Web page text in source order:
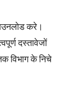
करे।
दस्तावेजों
विभाग के निचे